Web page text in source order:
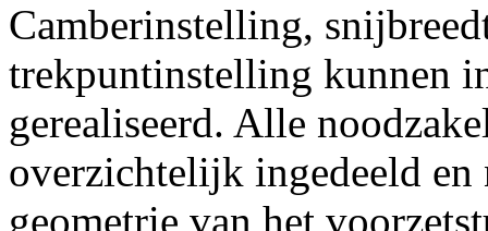
Camberinstelling,
trekpuntinstelling kunnen
gerealiseerd. Alle
overzichtelijk ingedeeld
geometrie van het